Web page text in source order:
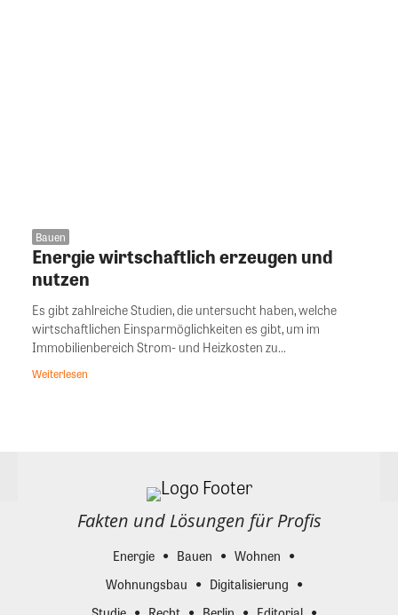
Bauen
Energie wirtschaftlich erzeugen und
nutzen
Es gibt zahlreiche Studien, die untersucht haben, welche
wirtschaftlichen Einsparmöglichkeiten es gibt, um im
Immobilienbereich Strom- und Heizkosten zu...
Weiterlesen
Fakten und Lösungen für Profis
Energie Bauen
Wohnen
Wohnungsbau
Digitalisierung